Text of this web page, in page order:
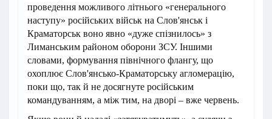
проведення можливого літнього «генерального
наступу» російських військ на Слов'янськ і
Краматорськ воно явно «дуже спізнилось» з
Лиманським районом оборони ЗСУ. Іншими
словами, формування північного флангу, що
охоплює Слов'янсько-Краматорську агломерацію,
поки що, так й не досягнуте російським
командуванням, а між тим, на дворі – вже червень.